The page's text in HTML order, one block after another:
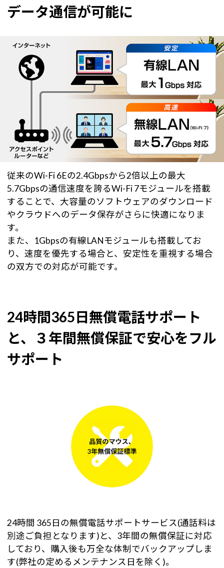
データ通信が可能に
従来のWi-Fi 6Eの2.4Gbpsから2倍以上の最大
5.7Gbpsの通信速度を誇るWi-Fi 7モジュールを搭載
することで、大容量のソフトウェアのダウンロード
やクラウドへのデータ保存がさらに快適になりま
す。
また、1Gbpsの有線LANモジュールも搭載してお
り、速度を優先する場合と、安定性を重視する場合
の双方での対応が可能です。
24時間365日無償電話サポート
と、３年間無償保証で安心をフル
サポート
24時間 365日の無償電話サポートサービス(通話料は
別途ご負担となります)と、3年間の無償保証に対応
しており、購入後も万全な体制でバックアップしま
す(弊社の定めるメンテナンス日を除く)。